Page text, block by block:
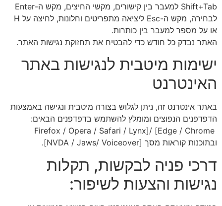
Shift+Tab למעבר בין קישורים, מקשי החיצים, מקש ה-Enter
לבחירה, מקש ה-Esc ליציאה מתפריטים וחלונות, לחיצה על H
או על מספר למעבר בין כותרות.
האתר נבדק כל חודש כדי להבטיח את תחזוקת נגישות האתר.
ישימות מיטבית לנגישות באתר
האינטרנט
באתר אינטרנט זה, ניתן לגלוש בצורה מיטבית ונגישה באמצעות
הדפדפנים הנפוצים ומומלץ להשתמש בדפדפנים הבאים:
Firefox / Opera / Safari / Lynx]/ [Edge / Chrome
ובתוכנות קוראות מסך [NVDA / Jaws/ Voiceover].
דרכי פניה לבקשות, תקלות
נגישות והצעות לשיפור: